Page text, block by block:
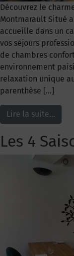
Découvrez le
Montmarault Situé
accueille dans un
vos séjours
de chambres
environnement
relaxation unique
parenthèse […]
Lire la suite…
Les 4